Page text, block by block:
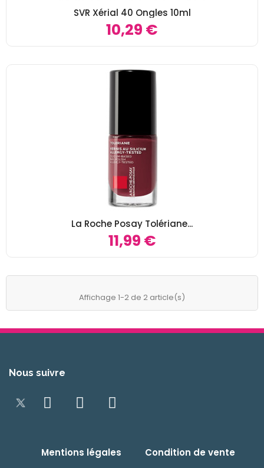
SVR Xérial 40 Ongles 10ml
10,29 €
La Roche Posay Tolériane...
11,99 €
Affichage 1-2 de 2 article(s)
Nous suivre
Mentions légales
Condition de vente